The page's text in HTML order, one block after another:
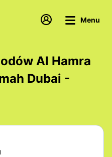
Menu
Al Hamra
Dubai -